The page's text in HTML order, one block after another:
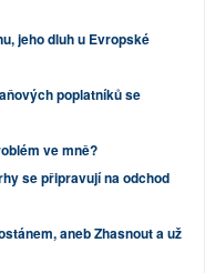
jeho dluh u Evropské
poplatníků se
ve mně?
se připravují na odchod
aneb Zhasnout a už